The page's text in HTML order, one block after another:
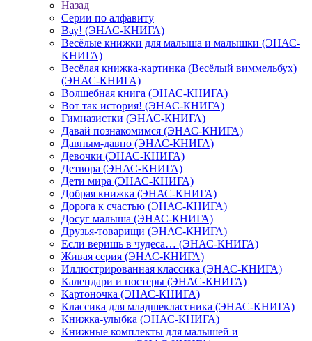
Назад
Серии по алфавиту
Вау! (ЭНАС-КНИГА)
Весёлые книжки для малыша и малышки (ЭНАС-
КНИГА)
Весёлая книжка-картинка (Весёлый виммельбух)
(ЭНАС-КНИГА)
Волшебная книга (ЭНАС-КНИГА)
Вот так история! (ЭНАС-КНИГА)
Гимназистки (ЭНАС-КНИГА)
Давай познакомимся (ЭНАС-КНИГА)
Давным-давно (ЭНАС-КНИГА)
Девочки (ЭНАС-КНИГА)
Детвора (ЭНАС-КНИГА)
Дети мира (ЭНАС-КНИГА)
Добрая книжка (ЭНАС-КНИГА)
Дорога к счастью (ЭНАС-КНИГА)
Досуг малыша (ЭНАС-КНИГА)
Друзья-товарищи (ЭНАС-КНИГА)
Если веришь в чудеса… (ЭНАС-КНИГА)
Живая серия (ЭНАС-КНИГА)
Иллюстрированная классика (ЭНАС-КНИГА)
Календари и постеры (ЭНАС-КНИГА)
Картоночка (ЭНАС-КНИГА)
Классика для младшеклассника (ЭНАС-КНИГА)
Книжка-улыбка (ЭНАС-КНИГА)
Книжные комплекты для малышей и